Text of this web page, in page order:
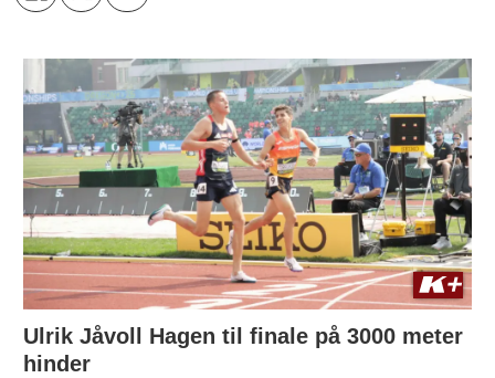
Ulrik Jåvoll Hagen til finale på 3000 meter
hinder